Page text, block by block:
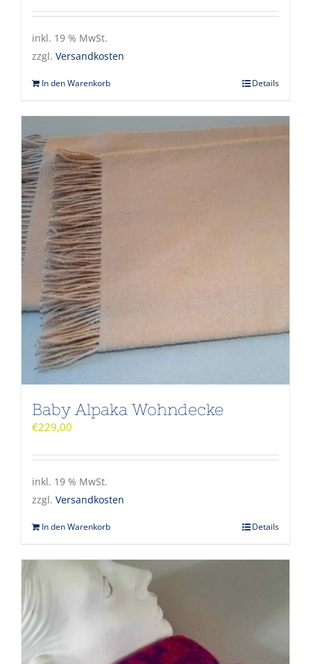
inkl. 19 % MwSt.
zzgl. Versandkosten
In den Warenkorb Details
Baby Alpaka Wohndecke
€229,00
inkl. 19 % MwSt.
zzgl. Versandkosten
In den Warenkorb Details